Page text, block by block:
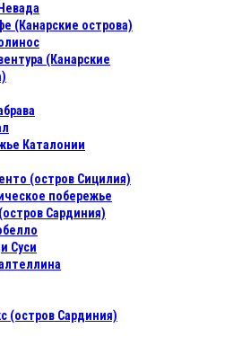
(Канарские острова)
(Канарские
Каталонии
(остров Сицилия)
побережье
Сардиния)
Суси
(остров Сардиния)